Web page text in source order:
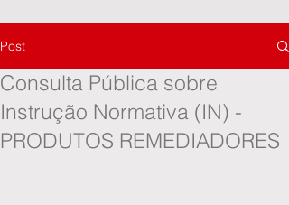
Post
Consulta Pública sobre
Instrução Normativa (IN) -
PRODUTOS REMEDIADORES